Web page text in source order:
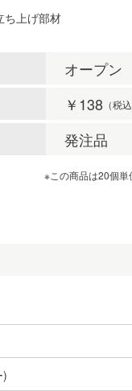
ち上げ部材
オープン
￥138 （税込
発注品
※この商品は20個単
)